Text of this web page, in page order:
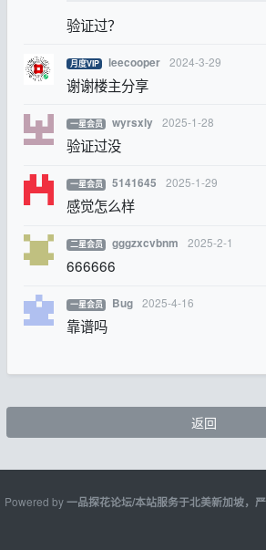
验证过？
月度VIP leecooper 2024-3-29
谢谢楼主分享
一星会员 wyrsxly 2025-1-28
验证过没
一星会员 5141645 2025-1-29
感觉怎么样
二星会员 gggzxcvbnm 2025-2-1
666666
一星会员 Bug 2025-4-16
靠谱吗
返回
Powered by一品探花论坛/本站服务于北美新加坡，